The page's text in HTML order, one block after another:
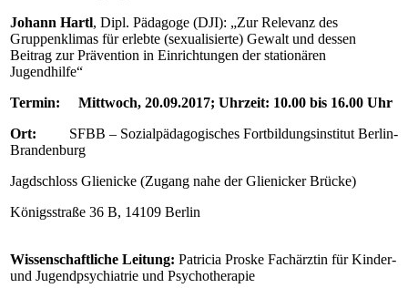
Johann Hartl, Dipl. Pädagoge (DJI): „Zur Relevanz des
Gruppenklimas für erlebte (sexualisierte) Gewalt und dessen
Beitrag zur Prävention in Einrichtungen der stationären
Jugendhilfe“
Termin: Mittwoch, 20.09.2017; Uhrzeit: 10.00 bis 16.00 Uhr
Ort:
SFBB – Sozialpädagogisches Fortbildungsinstitut Berlin-
Brandenburg
Jagdschloss Glienicke (Zugang nahe der Glienicker Brücke)
Königsstraße 36 B, 14109 Berlin
Wissenschaftliche Leitung: Patricia Proske Fachärztin für Kinder-
und Jugendpsychiatrie und Psychotherapie